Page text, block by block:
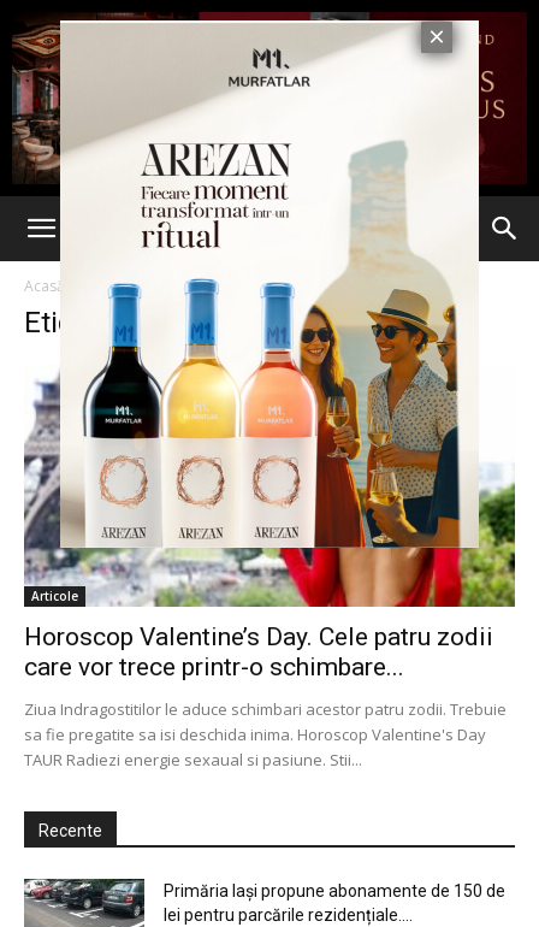
Acasă Etichete Patru zodii
Etichetă: patru zodii
Articole
Horoscop Valentine’s Day. Cele patru zodii
care vor trece printr-o schimbare...
Ziua Indragostitilor le aduce schimbari acestor patru zodii. Trebuie
sa fie pregatite sa isi deschida inima. Horoscop Valentine's Day
TAUR Radiezi energie sexaual si pasiune. Stii...
Recente
Primăria Iași propune abonamente de 150 de
lei pentru parcările rezidențiale....